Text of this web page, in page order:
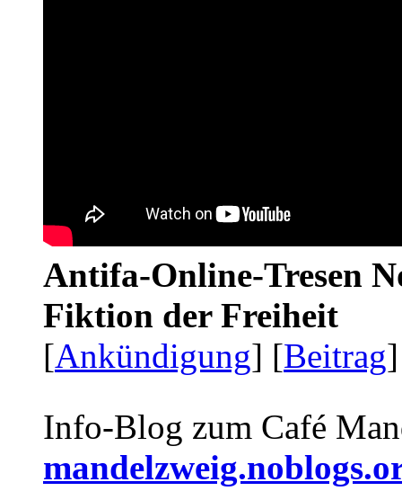
Antifa-Online-Tresen
Fiktion der Freiheit
[Ankündigung] [Beitrag
Info-Blog zum Café